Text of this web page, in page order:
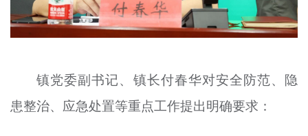
镇党委副书记、镇长付春华对安全防范、隐
患整治、应急处置等重点工作提出明确要求：